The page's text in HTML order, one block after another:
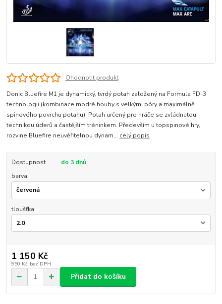
Ohodnotit produkt
Donic Bluefire M1 je dynamický, tvrdý potah založený na Formula FD-3
technologii (kombinace modré houby s velkými póry a maximálně
spinového povrchu potahu). Potah určený pro hráče se zvládnutou
technikou úderů a častějším tréninkem. Především u topspinové hry,
rozvine Bluefire neuvěřitelnou dynam... celý popis
Dostupnost
do 3 dnů
barva
tloušťka
1 150 Kč
950 Kč bez DPH
Přidat do košíku